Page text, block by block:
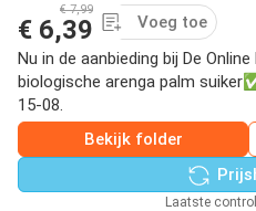
€ 7,99
€ 6,39
Voeg toe
Nu in de aanbieding bij De
biologische arenga palm
15-08.
Bekijk folder
Laatste